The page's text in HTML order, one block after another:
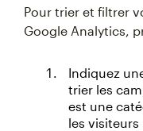
Pour trier et filtrer
Google Analytics,
Indiquez
trier les
est une
les